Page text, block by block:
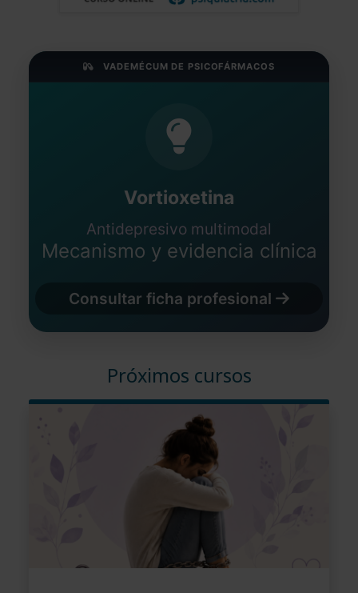
VADEMÉCUM DE PSICOFÁRMACOS
Vortioxetina
Antidepresivo multimodal
Mecanismo y evidencia clínica
Consultar ficha profesional
Próximos cursos